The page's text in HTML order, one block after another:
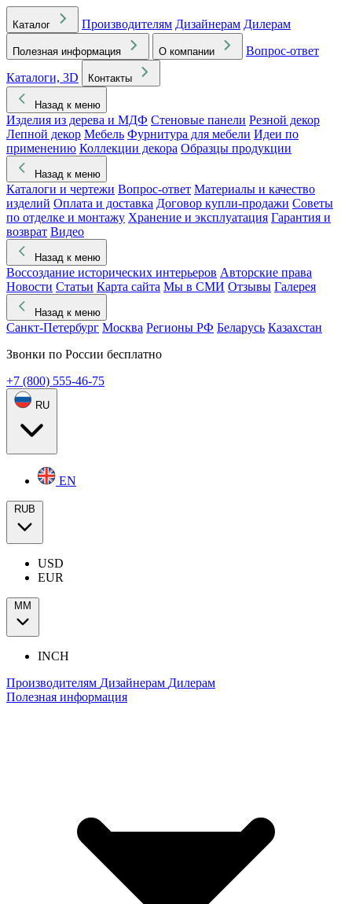
Каталог Производителям Дизайнерам Дилерам
Полезная информация О компании
Вопрос-ответ
Каталоги, 3D
Контакты
Назад к меню
Изделия из дерева и МДФ Стеновые панели Резной декор
Лепной декор Мебель Фурнитура для мебели Идеи по
применению Коллекции декора Образцы продукции
Назад к меню
Каталоги и чертежи Вопрос-ответ Материалы и качество
изделий Оплата и доставка Договор купли-продажи Советы
по отделке и монтажу Хранение и эксплуатация Гарантия и
возврат Видео
Назад к меню
Воссоздание исторических интерьеров Авторские права
Новости Статьи Карта сайта Мы в СМИ Отзывы Галерея
Назад к меню
Санкт-Петербург Москва Регионы РФ Беларусь Казахстан
Звонки по России бесплатно
+7 (800) 555-46-75
RU
EN
RUB
USD
EUR
ММ
INCH
Производителям Дизайнерам Дилерам
Полезная информация